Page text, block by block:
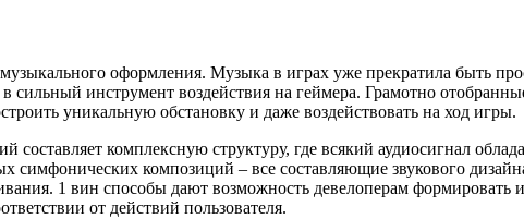
оформления. Музыка в играх уже прекратила быть
сильный инструмент воздействия на геймера. Грамотно
уникальную обстановку и даже воздействовать на ход игры.
комплексную структуру, где всякий аудиосигнал
симфонических композиций – все составляющие звукового
1 вин способы дают возможность девелоперам формировать
от действий пользователя.